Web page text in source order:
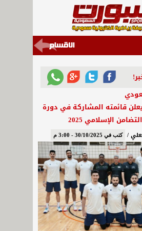
قائمته المشاركة في دورة
الإسلامي 2025
/ كتب في 30/10/2025 - 3:00 م